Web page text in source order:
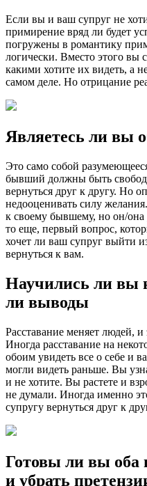
Если вы и ваш супруг не
примирение вряд ли будет
погружены в романтику
логически. Вместо этого вы
какими хотите их видеть, а
самом деле. Но отрицание
Являетесь ли вы
Это само собой
бывший должны быть
вернуться друг к другу. Но
недооценивать силу
к своему бывшему, но он/
то еще, первый вопрос,
хочет ли ваш супруг выйти
вернуться к вам.
Научились ли вы
ли выводы
Расставание меняет людей, и
Иногда расставание на
обоим увидеть все о себе и
могли видеть раньше. Вы
и не хотите. Вы растете и
не думали. Иногда именно
супругу вернуться друг к
Готовы ли вы оба
и убрать